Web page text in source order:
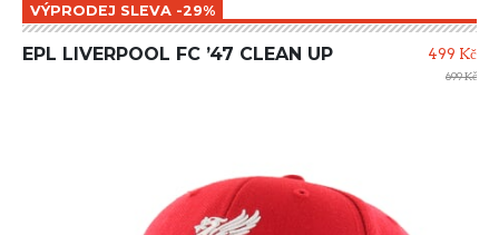
VÝPRODEJ SLEVA -29%
EPL LIVERPOOL FC ’47 CLEAN UP 499 Kč
699 Kč